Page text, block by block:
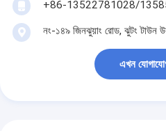
+86-13522781028/
নং-১৪৯ জিনঝুয়াং রোড, ঝুটং টাউন
এখন